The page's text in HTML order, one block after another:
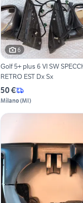
6
Golf 5+ plus 6 VI SW SPECCHIETTO
RETRO EST Dx Sx
50 €
Milano(MI)